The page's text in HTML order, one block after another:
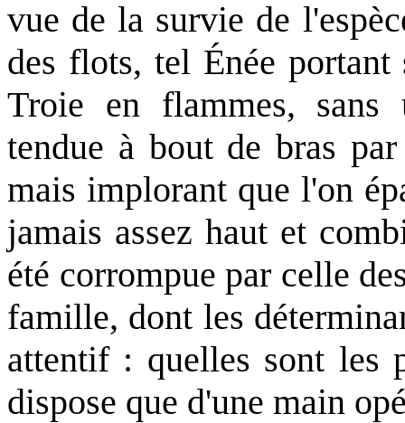
vue de la survie de
des flots, tel Énée portant
Troie en flammes, sans
tendue à bout de bras
mais implorant que l'on
jamais assez haut et
été corrompue par celle
famille, dont les
attentif : quelles sont les
dispose que d'une main